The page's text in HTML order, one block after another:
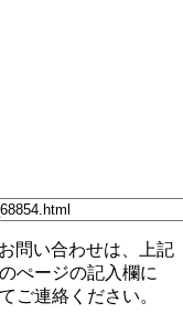
問い合わせは、上記
ぺージの記入欄に
ご連絡ください。